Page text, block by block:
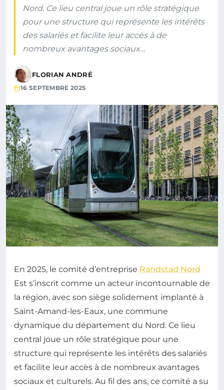
Nord. Ce lieu central joue un rôle stratégique
pour une structure qui représente les intérêts
des salariés et facilite leur accès à de
nombreux avantages sociaux…
FLORIAN ANDRÉ
16 SEPTEMBRE 2025
En 2025, le comité d’entreprise Randstad Nord
Est s’inscrit comme un acteur incontournable de
la région, avec son siège solidement implanté à
Saint-Amand-les-Eaux, une commune
dynamique du département du Nord. Ce lieu
central joue un rôle stratégique pour une
structure qui représente les intérêts des salariés
et facilite leur accès à de nombreux avantages
sociaux et culturels. Au fil des ans, ce comité a su